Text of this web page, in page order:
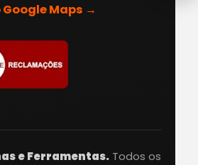
Google Maps →
e Ferramentas.Todos os